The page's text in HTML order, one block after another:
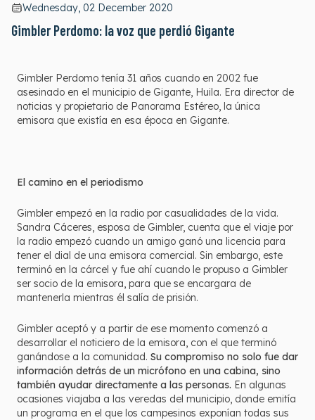
Wednesday, 02 December 2020
Gimbler Perdomo: la voz que perdió Gigante
Gimbler Perdomo tenía 31 años cuando en 2002 fue
asesinado en el municipio de Gigante, Huila. Era director de
noticias y propietario de Panorama Estéreo, la única
emisora que existía en esa época en Gigante.
El camino en el periodismo
Gimbler empezó en la radio por casualidades de la vida.
Sandra Cáceres, esposa de Gimbler, cuenta que el viaje por
la radio empezó cuando un amigo ganó una licencia para
tener el dial de una emisora comercial. Sin embargo, este
terminó en la cárcel y fue ahí cuando le propuso a Gimbler
ser socio de la emisora, para que se encargara de
mantenerla mientras él salía de prisión.
Gimbler aceptó y a partir de ese momento comenzó a
desarrollar el noticiero de la emisora, con el que terminó
ganándose a la comunidad. Su compromiso no solo fue dar
información detrás de un micrófono en una cabina, sino
también ayudar directamente a las personas. En algunas
ocasiones viajaba a las veredas del municipio, donde emitía
un programa en el que los campesinos exponían todas sus